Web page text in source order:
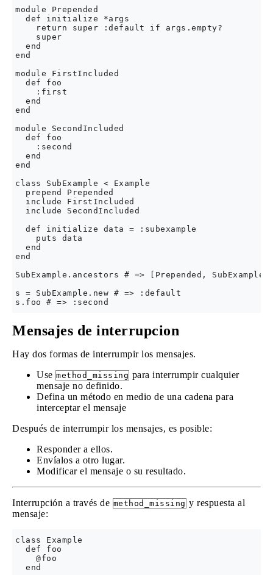
module Prepended
  def initialize *args
    return super :default if args.empty?
    super
  end
end
module FirstIncluded
  def foo
    :first
  end
end
module SecondIncluded
  def foo
    :second
  end
end
class SubExample < Example
  prepend Prepended
  include FirstIncluded
  include SecondIncluded
  def initialize data = :subexample
    puts data
  end
end
SubExample.ancestors # => [Prepended,
s = SubExample.new # => :default
Mensajes de interrupcion
Hay dos formas de interrumpir los mensajes.
Use method_missing para interrumpir cualquier
mensaje no definido.
Defina un método en medio de una cadena para
interceptar el mensaje
Después de interrumpir los mensajes, es posible:
Responder a ellos.
Envíalos a otro lugar.
Modificar el mensaje o su resultado.
Interrupción a través de method_missing y respuesta al
mensaje:
class Example
  def foo
    @foo
  end